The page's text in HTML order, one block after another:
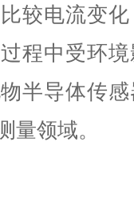
较电流变
程中受环
半导体传
量领域。